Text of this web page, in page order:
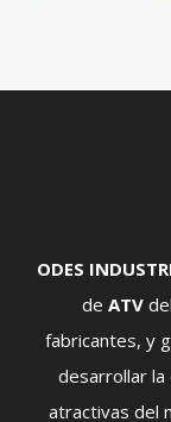
ODES
de ATV
fabricantes, y
desarrollar la
atractivas del